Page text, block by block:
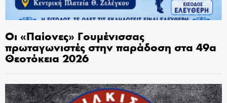
Οι «Παίονες» Γουμένισσας
πρωταγωνιστές στην παράδοση στα 49α
Θεοτόκεια 2026